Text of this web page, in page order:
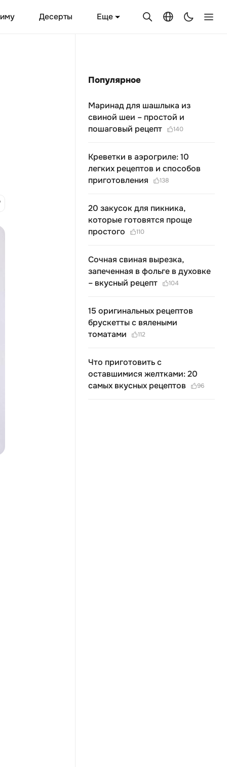
Десерты Еще
Популярное
Маринад для шашлыка из
свиной шеи – простой и
пошаговый рецепт
140
Креветки в аэрогриле: 10
легких рецептов и способов
приготовления
138
20 закусок для пикника,
которые готовятся проще
простого
110
Сочная свиная вырезка,
запеченная в фольге в духовке
– вкусный рецепт
104
15 оригинальных рецептов
брускетты с вялеными
томатами
112
Что приготовить с
оставшимися желтками: 20
самых вкусных рецептов
96